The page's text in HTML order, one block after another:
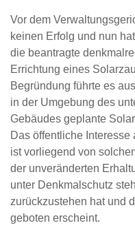
Vor dem
keinen Erfolg und nun
die beantragte
Errichtung eines
Begründung führte es
in der Umgebung des
Gebäudes geplante
Das öffentliche
ist vorliegend von
der unveränderten
unter Denkmalschutz
zurückzustehen hat und
geboten erscheint.